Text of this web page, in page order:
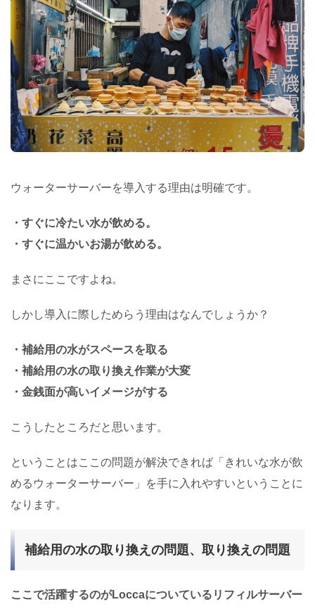
ウォーターサーバーを導入する理由は明確です。
・すぐに冷たい水が飲める。
・すぐに温かいお湯が飲める。
まさにここですよね。
しかし導入に際しためらう理由はなんでしょうか？
・補給用の水がスペースを取る
・補給用の水の取り換え作業が大変
・金銭面が高いイメージがする
こうしたところだと思います。
ということはここの問題が解決できれば「きれいな水が飲
めるウォーターサーバー」を手に入れやすいということに
なります。
補給用の水の取り換えの問題、取り換えの問題
ここで活躍するのがLoccaについているリフィルサーバー